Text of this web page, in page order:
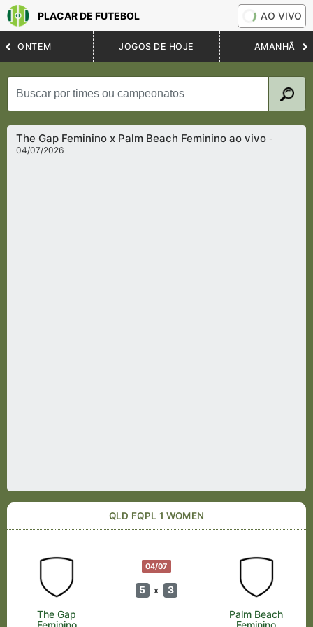
PLACAR DE FUTEBOL AO VIVO
ONTEM JOGOS DE HOJE AMANHÃ
The Gap Feminino x Palm Beach Feminino ao vivo-
04/07/2026
QLD FQPL 1 WOMEN
04/07
5 x 3
The Gap
Feminino
Palm Beach
Feminino